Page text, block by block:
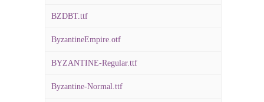
BZDBT.ttf
ByzantineEmpire.otf
BYZANTINE-Regular.ttf
Byzantine-Normal.ttf